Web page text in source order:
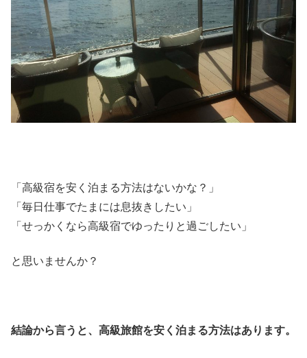
「高級宿を安く泊まる方法はないかな？」
「毎日仕事でたまには息抜きしたい」
「せっかくなら高級宿でゆったりと過ごしたい」
と思いませんか？
結論から言うと、高級旅館を安く泊まる方法はあります。